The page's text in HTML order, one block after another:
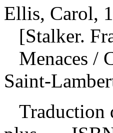
Ellis, Carol,
[Stalker.
Menaces /
Saint-
Traduction